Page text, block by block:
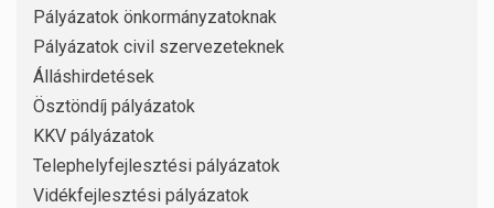
Pályázatok önkormányzatoknak
Pályázatok civil szervezeteknek
Álláshirdetések
Ösztöndíj pályázatok
KKV pályázatok
Telephelyfejlesztési pályázatok
Vidékfejlesztési pályázatok